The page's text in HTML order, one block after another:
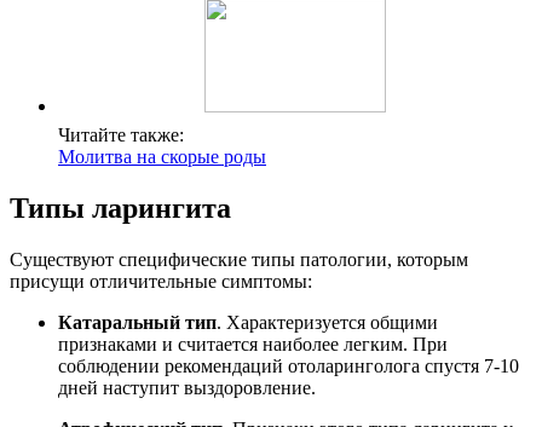
Читайте также:
Молитва на скорые роды
Типы ларингита
Существуют специфические типы патологии, которым
присущи отличительные симптомы:
Катаральный тип. Характеризуется общими
признаками и считается наиболее легким. При
соблюдении рекомендаций отоларинголога спустя 7-10
дней наступит выздоровление.